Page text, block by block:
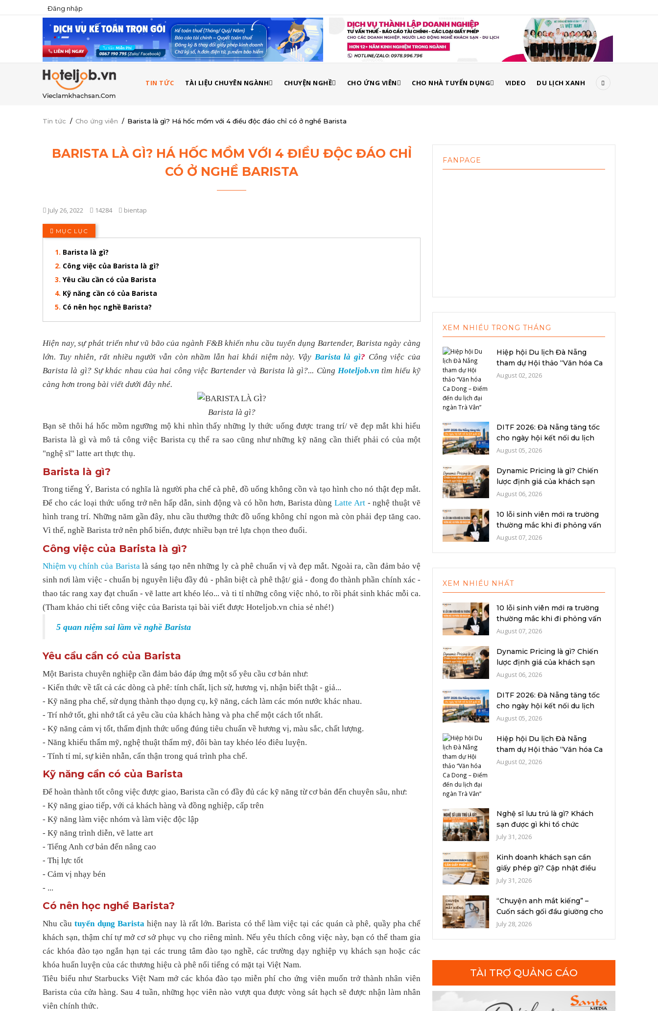
USER
ACCOUNT
MENU
Đăng nhập
NAVIGATION
TIN TỨC TÀI LIỆU CHUYÊN NGÀNH CHUYỆN NGHỀ CHO ỨNG VIÊN CHO NHÀ TUYỂN DỤNG VIDEO DU LỊCH XANH
Tin tức / Cho ứng viên / Barista là gì? Há hốc mồm với 4 điều độc đáo chỉ có ở nghề Barista
BARISTA LÀ GÌ? HÁ HỐC MỒM VỚI 4 ĐIỀU ĐỘC ĐÁO CHỈ
CÓ Ở NGHỀ BARISTA
July 26, 2022 14284 bientap
MỤC LỤC
Barista là gì?
Công việc của Barista là gì?
Yêu cầu cần có của Barista
Kỹ năng cần có của Barista
Có nên học nghề Barista?
Hiện nay, sự phát triển như vũ bão của ngành F&B khiến nhu cầu tuyển dụng Bartender, Barista ngày càng
lớn. Tuy nhiên, rất nhiều người vẫn còn nhầm lẫn hai khái niệm này. Vậy Barista là gì? Công việc của
Barista là gì? Sự khác nhau của hai công việc Bartender và Barista là gì?... CùngHoteljob.vn tìm hiểu kỹ
càng hơn trong bài viết dưới đây nhé.
Barista là gì?
Bạn sẽ thôi há hốc mồm ngưỡng mộ khi nhìn thấy những ly thức uống được trang trí/ vẽ đẹp mắt khi hiểu
Barista là gì và mô tả công việc Barista cụ thể ra sao cũng như những kỹ năng cần thiết phải có của một
"nghệ sĩ" latte art thực thụ.
Barista là gì?
Trong tiếng Ý, Barista có nghĩa là người pha chế cà phê, đồ uống không cồn và tạo hình cho nó thật đẹp mắt.
Để cho các loại thức uống trở nên hấp dẫn, sinh động và có hồn hơn, Barista dùngLatte Art- nghệ thuật vẽ
hình trang trí. Những năm gần đây, nhu cầu thưởng thức đồ uống không chỉ ngon mà còn phải đẹp tăng cao.
Vì thế, nghề Barista trở nên phổ biến, được nhiều bạn trẻ lựa chọn theo đuổi.
Công việc của Barista là gì?
Nhiệm vụ chính của Baristalà sáng tạo nên những ly cà phê chuẩn vị và đẹp mắt. Ngoài ra, cần đảm bảo vệ
sinh nơi làm việc - chuẩn bị nguyên liệu đầy đủ - phân biệt cà phê thật/ giả - đong đo thành phần chính xác -
thao tác rang xay đạt chuẩn - vẽ latte art khéo léo... và ti tỉ những công việc nhỏ, to rồi phát sinh khác mỗi ca.
(Tham khảo chi tiết công việc của Barista tại bài viết được Hoteljob.vn chia sẻ nhé!)
5 quan niệm sai lầm về nghề Barista
Yêu cầu cần có của Barista
Một Barista chuyên nghiệp cần đảm bảo đáp ứng một số yêu cầu cơ bản như:
- Kiến thức về tất cả các dòng cà phê: tính chất, lịch sử, hương vị, nhận biết thật - giả...
- Kỹ năng pha chế, sử dụng thành thạo dụng cụ, kỹ năng, cách làm các món nước khác nhau.
- Trí nhớ tốt, ghi nhớ tất cả yêu cầu của khách hàng và pha chế một cách tốt nhất.
- Kỹ năng cảm vị tốt, thẩm định thức uống đúng tiêu chuẩn về hương vị, màu sắc, chất lượng.
- Năng khiếu thẩm mỹ, nghệ thuật thẩm mỹ, đôi bàn tay khéo léo điêu luyện.
- Tính tỉ mỉ, sự kiên nhẫn, cẩn thận trong quá trình pha chế.
Kỹ năng cần có của Barista
Để hoàn thành tốt công việc được giao, Barista cần có đầy đủ các kỹ năng từ cơ bản đến chuyên sâu, như:
- Kỹ năng giao tiếp, với cả khách hàng và đồng nghiệp, cấp trên
- Kỹ năng làm việc nhóm và làm việc độc lập
- Kỹ năng trình diễn, vẽ latte art
- Tiếng Anh cơ bản đến nâng cao
- Thị lực tốt
- Cảm vị nhạy bén
- ...
Có nên học nghề Barista?
Nhu cầutuyển dụng Barista hiện nay là rất lớn. Barista có thể làm việc tại các quán cà phê, quầy pha chế
khách sạn, thậm chí tự mở cơ sở phục vụ cho riêng mình. Nếu yêu thích công việc này, bạn có thể tham gia
các khóa đào tạo ngắn hạn tại các trung tâm đào tạo nghề, các trường dạy nghiệp vụ khách sạn hoặc các
khóa huấn luyện của các thương hiệu cà phê nổi tiếng có mặt tại Việt Nam.
Tiêu biểu như Starbucks Việt Nam mở các khóa đào tạo miễn phí cho ứng viên muốn trở thành nhân viên
Barista của cửa hàng. Sau 4 tuần, những học viên nào vượt qua được vòng sát hạch sẽ được nhận làm nhân
viên chính thức.
FANPAGE
XEM NHIỀU TRONG THÁNG
Hiệp hội Du lịch Đà Nẵng
tham dự Hội thảo “Văn hóa Ca
Dong –...
August 02, 2026
DITF 2026: Đà Nẵng tăng tốc
cho ngày hội kết nối du lịch
quố...
August 05, 2026
Dynamic Pricing là gì? Chiến
lược định giá của khách sạn
hiệ...
August 06, 2026
10 lỗi sinh viên mới ra trường
thường mắc khi đi phỏng vấn
k...
August 07, 2026
XEM NHIỀU NHẤT
10 lỗi sinh viên mới ra trường
thường mắc khi đi phỏng vấn
k...
August 07, 2026
Dynamic Pricing là gì? Chiến
lược định giá của khách sạn
hiệ...
August 06, 2026
DITF 2026: Đà Nẵng tăng tốc
cho ngày hội kết nối du lịch
quố...
August 05, 2026
Hiệp hội Du lịch Đà Nẵng
tham dự Hội thảo “Văn hóa Ca
Dong –...
August 02, 2026
Nghệ sĩ lưu trú là gì? Khách
sạn được gì khi tổ chức
chương...
July 31, 2026
Kinh doanh khách sạn cần
giấy phép gì? Cập nhật điều
kiện, h...
July 31, 2026
“Chuyện anh mắt kiếng” –
Cuốn sách gối đầu giường cho
người...
July 28, 2026
TÀI TRỢ QUẢNG CÁO